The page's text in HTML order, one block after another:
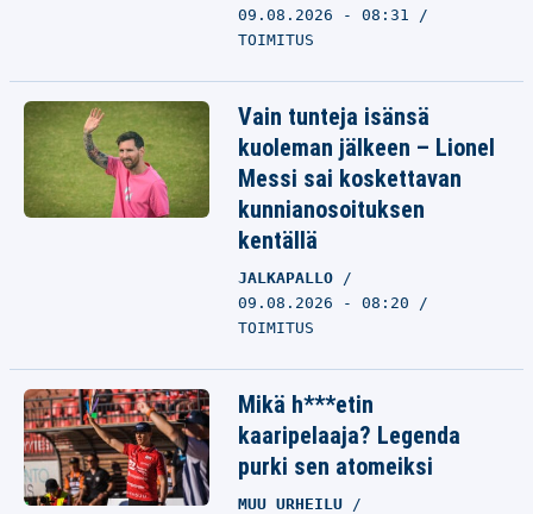
09.08.2026 - 08:31
TOIMITUS
Vain tunteja isänsä
kuoleman jälkeen – Lionel
Messi sai koskettavan
kunnianosoituksen
kentällä
JALKAPALLO
09.08.2026 - 08:20
TOIMITUS
Mikä h***etin
kaaripelaaja? Legenda
purki sen atomeiksi
MUU URHEILU